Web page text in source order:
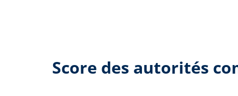
Score des autorités